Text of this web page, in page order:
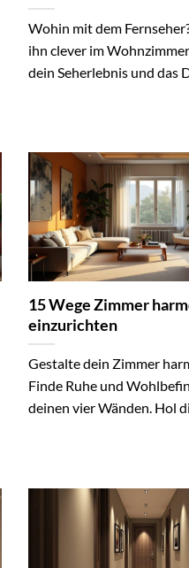
Wohin mit dem
ihn clever im
dein Seherlebnis und das
15 Wege Zimmer
einzurichten
Gestalte dein Zimmer
Finde Ruhe und
deinen vier Wänden. Hol